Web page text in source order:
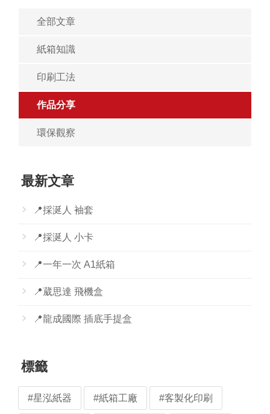
全部文章
紙箱知識
印刷工法
作品分享
環保觀察
最新文章
📍採涎人 袖套
📍採涎人 小卡
📍一年一次 A1紙箱
📍葳思達 飛機盒
📍龍成國際 插底手提盒
標籤
#星泓紙器 #紙箱工廠 #客製化印刷